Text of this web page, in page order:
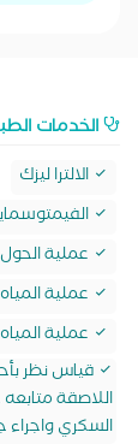
الخدمات
الالترا ليزك
عملية الحول
عملية
عملية المياه
قياس نظر
اللاصقة متابعه
السكري واجراء